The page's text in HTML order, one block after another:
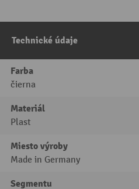
Technické údaje
Farba
čierna
Materiál
Plast
Miesto výroby
Made in Germany
Segmentu